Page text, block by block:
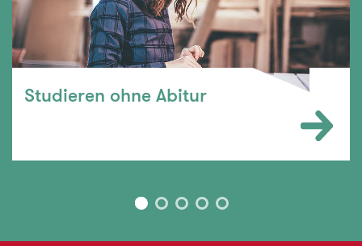
Private (Fach-) Hochschule
Hochschule
Keine Auswahl
Studieren ohne Abitur